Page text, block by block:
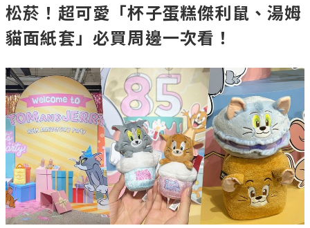
松菸！超可愛「杯子蛋糕傑利鼠、湯姆
貓面紙套」必買周邊一次看！